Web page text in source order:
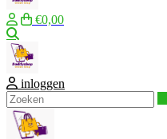
€0,00
inloggen